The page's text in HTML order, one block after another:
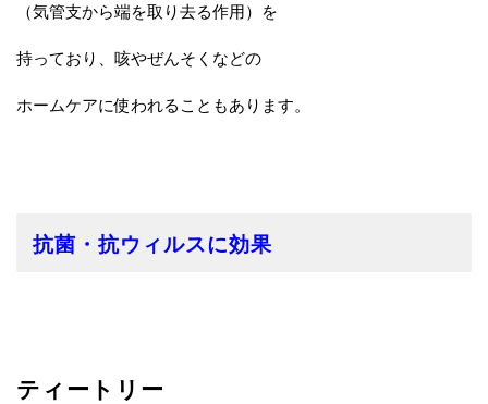
（気管支から端を取り去る作用）を
持っており、咳やぜんそくなどの
ホームケアに使われることもあります。
抗菌・抗ウィルスに効果
ティートリー